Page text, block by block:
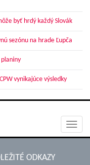
byť hrdý každý Slovák
sezónu na hrade Ľupča
vynikajúce výsledky
ODKAZY